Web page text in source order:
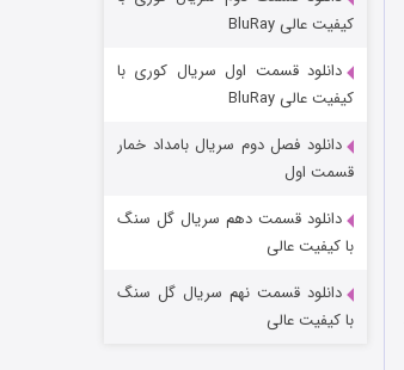
شکست استوارت در نجات جهان
قسمت ۷ (زیرنویس) منتشر شد
کیفیت عالی BluRay
دانلود قسمت اول سریال کوری با
کیفیت عالی BluRay
دانلود فصل دوم سریال بامداد خمار
قسمت اول
دانلود قسمت دهم سریال گل سنگ
با کیفیت عالی
دانلود قسمت نهم سریال گل سنگ
با کیفیت عالی